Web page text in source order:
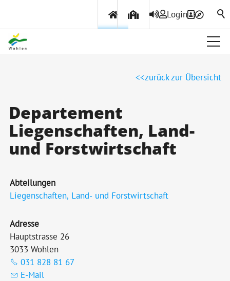
Login
Politik & Verwaltung
Themen & Services
zurück zur Übersicht
Departement
Liegenschaften, Land-
und Forstwirtschaft
Abteilungen
Liegenschaften, Land- und Forstwirtschaft
Adresse
Hauptstrasse 26
3033 Wohlen
031 828 81 67
E-Mail